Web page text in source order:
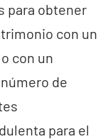
para obtener
con un
con un
de
para el